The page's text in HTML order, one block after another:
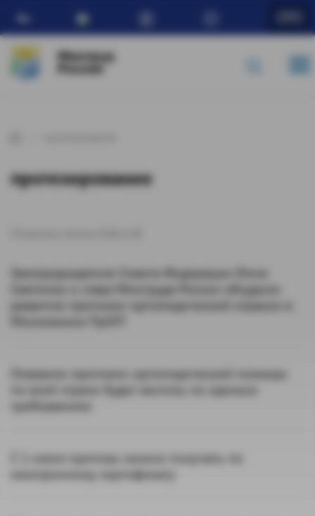
Минтруд
протезирование
Зампредседателя Совета Федерации Инна
Святенко и глава Минтруда России обсудили
развитие протезно-ортопедической отрасли в
Оказание протезно-ортопедической помощи
по всей стране будет вестись по единым
требованиям
С 1 июня протезы можно получать по
электронному сертификату